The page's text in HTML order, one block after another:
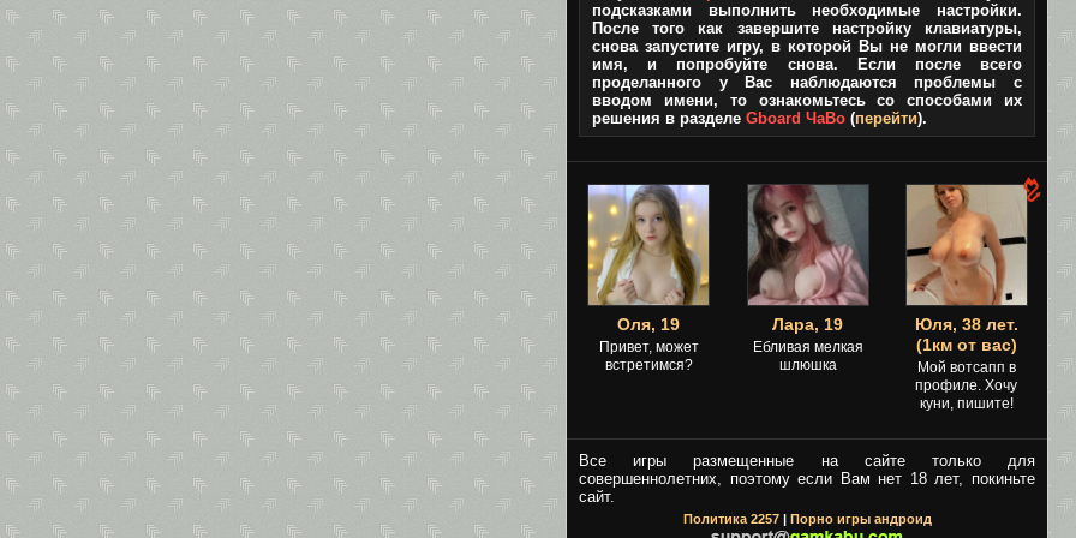
подсказками выполнить необходимые настройки.
После того как завершите настройку клавиатуры,
снова запустите игру, в которой Вы не могли ввести
имя, и попробуйте снова. Если после всего
проделанного у Вас наблюдаются проблемы с
вводом имени, то ознакомьтесь со способами их
решения в разделе Gboard ЧаВо (перейти).
Оля, 19
Привет, может
встретимся?
Лара, 19
Ебливая мелкая
шлюшка
Юля, 38 лет.
(1км от вас)
Мой вотсапп в
профиле. Хочу
куни, пишите!
Все игры размещенные на сайте только для
совершеннолетних, поэтому если Вам нет 18 лет, покиньте
сайт.
Политика 2257| Порно игры андроид